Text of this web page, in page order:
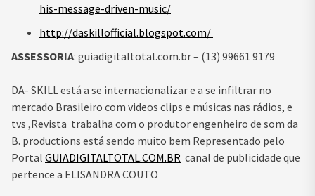
his-message-driven-music/
http://daskillofficial.blogspot.com/
ASSESSORIA: guiadigitaltotal.com.br – (13) 99661 9179
DA- SKILL está a se internacionalizar e a se infiltrar no
mercado Brasileiro com videos clips e músicas nas rádios, e
tvs ,Revista trabalha com o produtor engenheiro de som da
B. productions está sendo muito bem Representado pelo
Portal GUIADIGITALTOTAL.COM.BR canal de publicidade que
pertence a ELISANDRA COUTO